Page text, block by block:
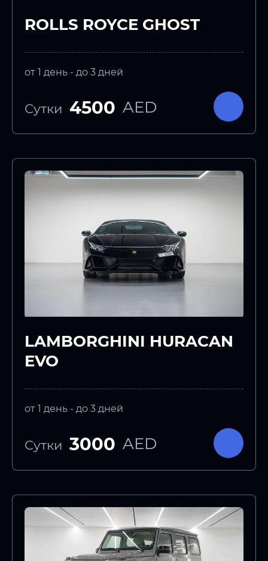
ROLLS ROYCE GHOST
от 1 день - до 3 дней
Сутки 4500 AED
LAMBORGHINI HURACAN
EVO
от 1 день - до 3 дней
Сутки 3000 AED